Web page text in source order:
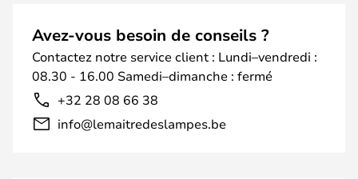
Avez-vous besoin de conseils ?
Contactez notre service client : Lundi–vendredi :
08.30 - 16.00 Samedi–dimanche : fermé
+32 28 08 66 38
info@lemaitredeslampes.be